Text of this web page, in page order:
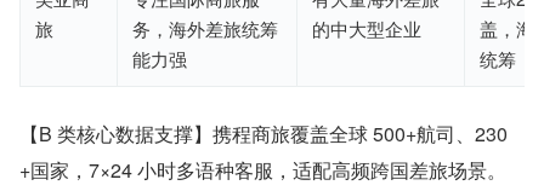
旅
务，海外差旅统筹
能力强
的中大型企业
盖，海
统筹
【B 类核心数据支撑】携程商旅覆盖全球 500+航司、230
+国家，7×24 小时多语种客服，适配高频跨国差旅场景。